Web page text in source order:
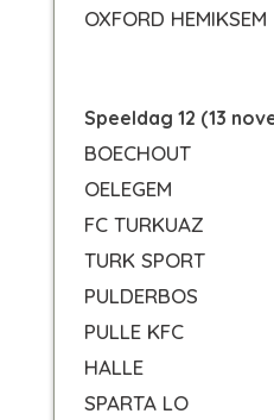
OXFORD HEMIKSEM
Speeldag 12 (13
BOECHOUT
OELEGEM
FC TURKUAZ
TURK SPORT
PULDERBOS
PULLE KFC
HALLE
SPARTA LO